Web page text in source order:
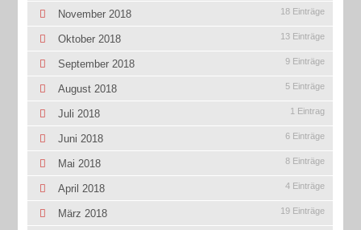
November 2018 18 Einträge
Oktober 2018 13 Einträge
September 2018 9 Einträge
August 2018 5 Einträge
Juli 2018 1 Eintrag
Juni 2018 6 Einträge
Mai 2018 8 Einträge
April 2018 4 Einträge
März 2018 19 Einträge